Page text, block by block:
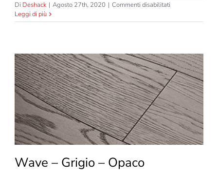
Di Deshack | Agosto 27th, 2020 | Commenti disabilitati
–
Leggi di più
Wave – Grigio – Opaco